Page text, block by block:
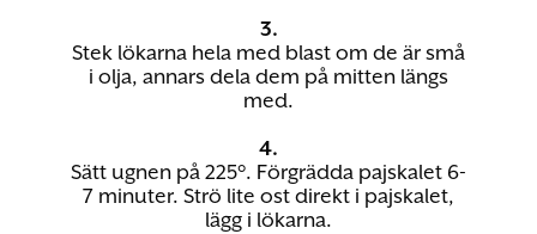
3.
Stek lökarna hela med blast om de är små
i olja, annars dela dem på mitten längs
med.
4.
Sätt ugnen på 225°. Förgrädda pajskalet 6-
7 minuter. Strö lite ost direkt i pajskalet,
lägg i lökarna.